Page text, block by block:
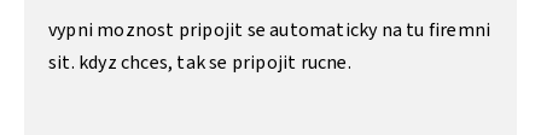
vypni moznost pripojit se automaticky na tu firemni
sit. kdyz chces, tak se pripojit rucne.